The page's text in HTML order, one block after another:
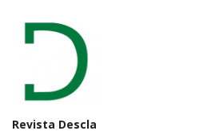
Revista Descla